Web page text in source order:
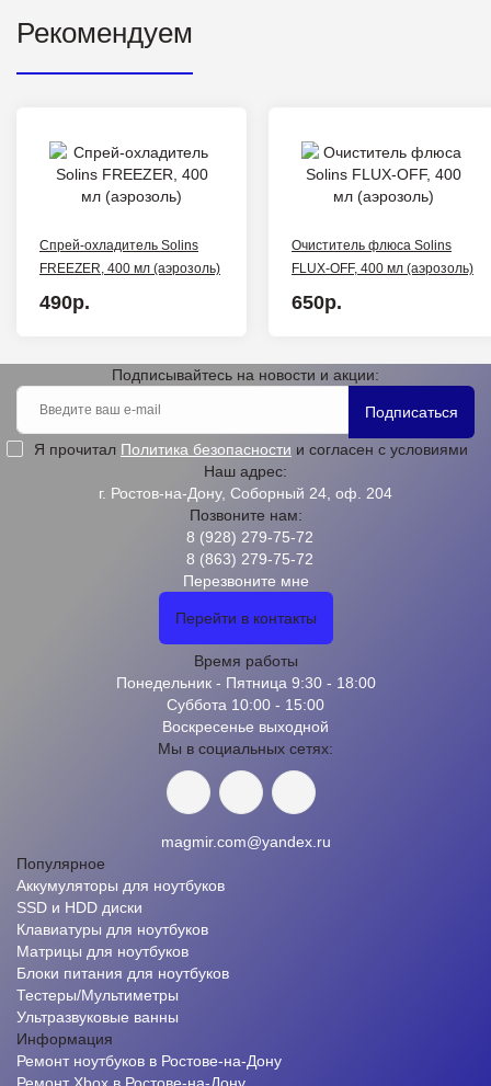
Рекомендуем
Спрей-охладитель Solins
FREEZER, 400 мл (аэрозоль)
490р.
Очиститель флюса Solins
FLUX-OFF, 400 мл (аэрозоль)
650р.
Подписывайтесь на новости и акции:
Подписаться
Я прочитал Политика безопасности и согласен с условиями
Наш адрес:
г. Ростов-на-Дону, Соборный 24, оф. 204
Позвоните нам:
8 (928) 279-75-72
8 (863) 279-75-72
Перезвоните мне
Перейти в контакты
Время работы
Понедельник - Пятница 9:30 - 18:00
Суббота 10:00 - 15:00
Воскресенье выходной
Мы в социальных сетях:
magmir.com@yandex.ru
Популярное
Аккумуляторы для ноутбуков
SSD и HDD диски
Клавиатуры для ноутбуков
Матрицы для ноутбуков
Блоки питания для ноутбуков
Тестеры/Мультиметры
Ультразвуковые ванны
Информация
Ремонт ноутбуков в Ростове-на-Дону